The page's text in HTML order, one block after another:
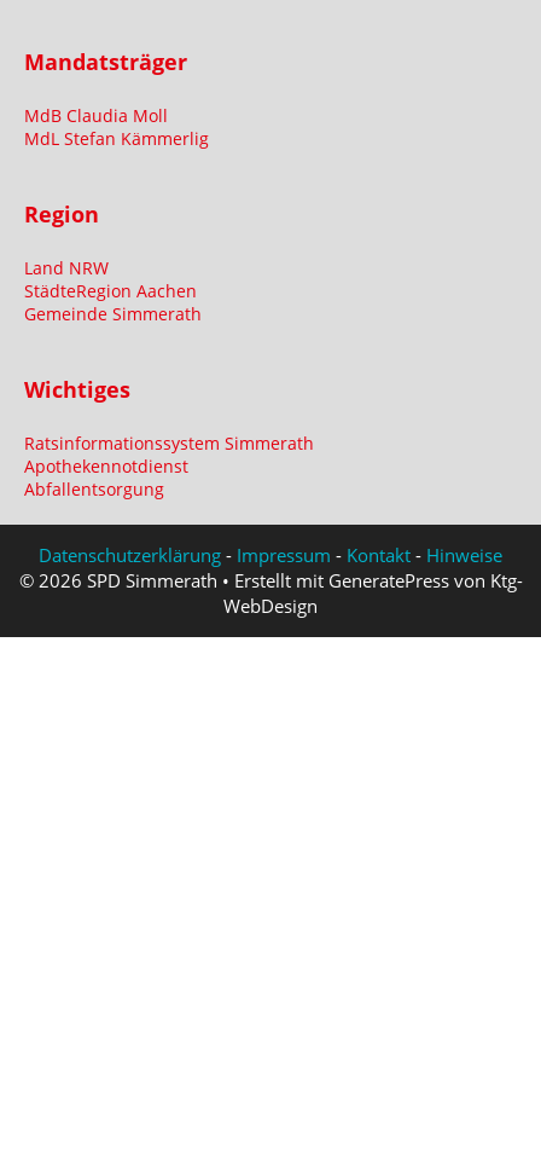
Mandatsträger
MdB Claudia Moll
MdL Stefan Kämmerlig
Region
Land NRW
StädteRegion Aachen
Gemeinde Simmerath
Wichtiges
Ratsinformationssystem Simmerath
Apothekennotdienst
Abfallentsorgung
Datenschutzerklärung - Impressum - Kontakt - Hinweise
© 2026 SPD Simmerath • Erstellt mit GeneratePress von Ktg-
WebDesign